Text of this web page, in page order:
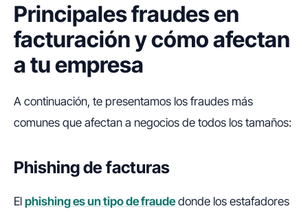
Principales fraudes en
facturación y cómo afectan
a tu empresa
A continuación, te presentamos los fraudes más
comunes que afectan a negocios de todos los tamaños:
Phishing de facturas
El phishing es un tipo de fraudedonde los estafadores